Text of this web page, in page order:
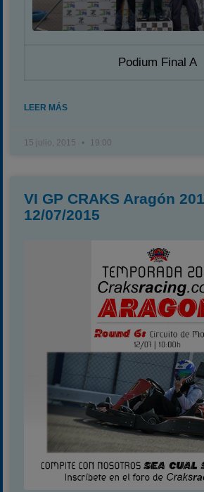
Podium Final A
LEER MÁS
15 julio, 2015 19:00
VI GP CRAKS Aragón
12/07/2015